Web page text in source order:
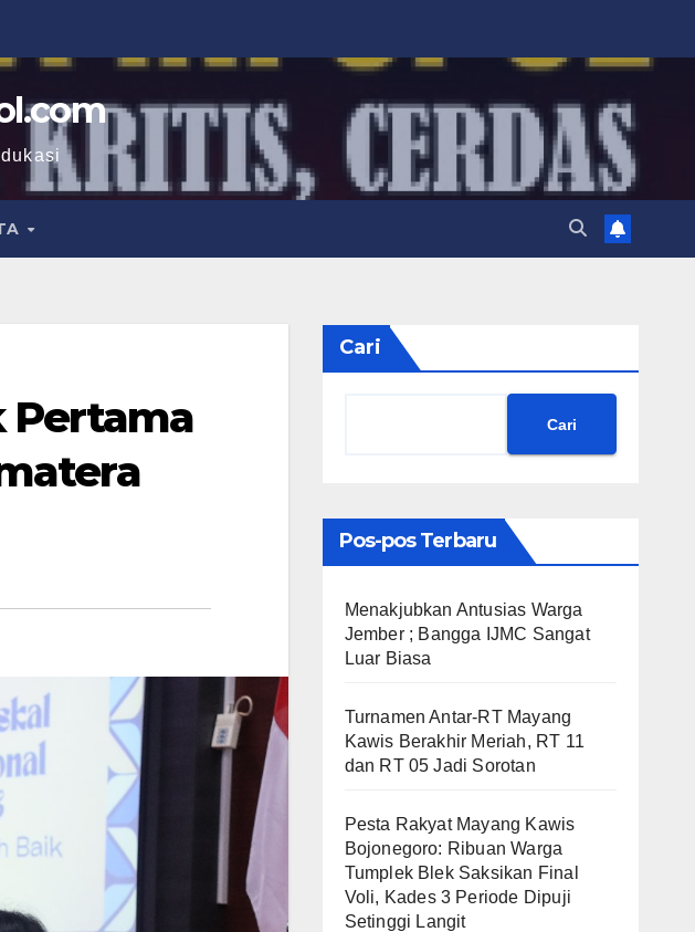
Pertama
Cari
Cari
Pos-pos Terbaru
Menakjubkan Antusias Warga
Jember ; Bangga IJMC Sangat
Luar Biasa
Turnamen Antar-RT Mayang
Kawis Berakhir Meriah, RT 11
dan RT 05 Jadi Sorotan
​Pesta Rakyat Mayang Kawis
Bojonegoro: Ribuan Warga
Tumplek Blek Saksikan Final
Voli, Kades 3 Periode Dipuji
Setinggi Langit